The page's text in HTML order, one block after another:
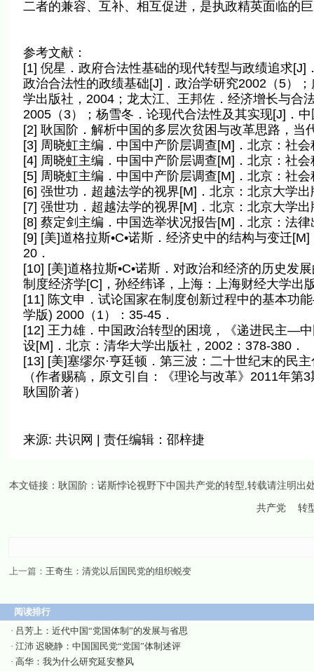
二者的兼容、互补、相互促进，是执政精英面临的
参考文献：
[1] 倪星．政府合法性基础的现代转型与政绩追求
政治合法性的政绩基础[J]．政治学研究2002（5）
学出版社，2004；龙太江、王邦佐．经济增长与合
2005（3）；杨雪冬．论现代合法性及其实现[J]．
[2] 耿国阶．解析中国的多层次贫困与改革思路，当
[3] 周晓虹主编．中国中产阶层调查[M]．北京：社
[4] 周晓虹主编．中国中产阶层调查[M]．北京：社
[5] 周晓虹主编．中国中产阶层调查[M]．北京：社
[6] 强世功．超越法学的视界[M]．北京：北京大学
[7] 强世功．超越法学的视界[M]．北京：北京大学
[8] 蔡定剑主编．中国选举状况报告[M]．北京：法
[9] [美]道格拉斯•C•诺斯．经济史中的结构与变迁
20．
[10] [美]道格拉斯•C•诺斯．对政治和经济的历史发
制度经济学[C]，孙经纬译，上海：上海财经大学出
[11] 陈文申．试论国家在制度创新过程中的基本功
学版) 2000（1）：35-45．
[12] 王力雄．中国政治转型的困境，《递进民主—
设[M]．北京：清华大学出版社，2002：378-380．
[13] [美]塞缪尔·亨廷顿．第三波：二十世纪末的民
（作者赐稿，原文引自：《理论与改革》2011年
耿国阶著）
来源: 共识网 | 责任编辑：邵梓捷
本文链接： 耿国阶：诺斯悖论视野下中国共产党的转型,转载请注明出
共产党 转
上一篇： 王奇生：清党以后国民党的组织蜕变
阅读排行
· 吕芳上：近代中国“党国体制”的发展与省思
· 江沛 迟晓静：中国国民党“党国”体制述评
· 高华：我为什么研究延安整风